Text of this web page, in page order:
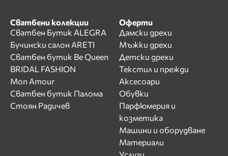
Сватбени колекции
Сватбен Бутик ALEGRA
Бучински салон ARETI
Сватбен бутик Be Queen
BRIDAL FASHION
Mon Amour
Сватбен бутик Палома
Стоян Радичев
Оферти
Дамски дрехи
Мъжки дрехи
Детски дрехи
Текстил и прежди
Аксесоари
Обувки
Парфюмерия и
козметика
Машини и оборудване
Материали
Услуги